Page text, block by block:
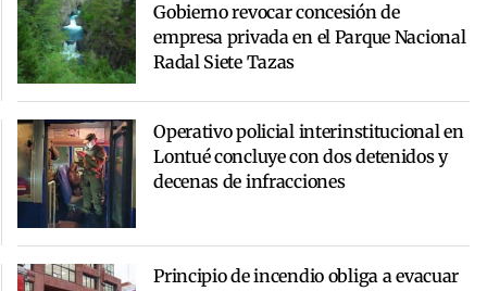
Gobierno revocar concesión de
empresa privada en el Parque Nacional
Radal Siete Tazas
Operativo policial interinstitucional en
Lontué concluye con dos detenidos y
decenas de infracciones
Principio de incendio obliga a evacuar